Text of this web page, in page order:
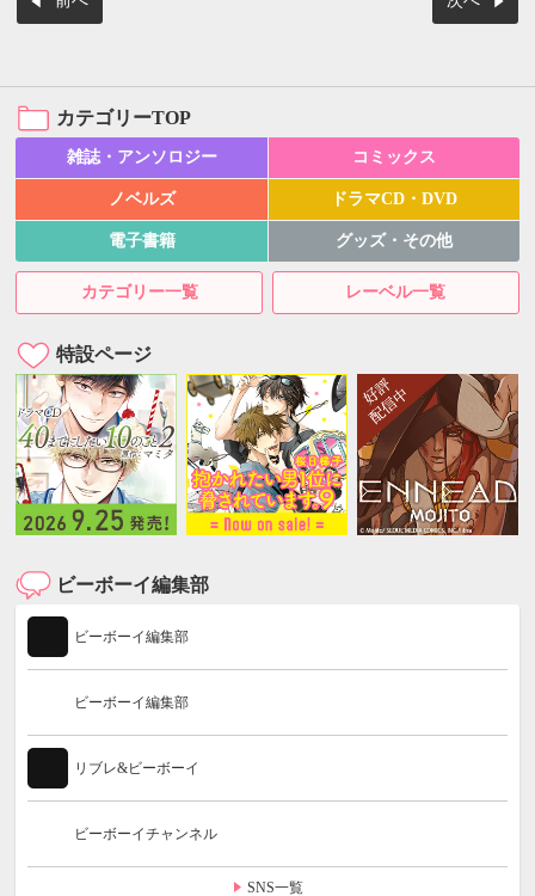
カテゴリーTOP
雑誌・アンソロジー コミックス
ノベルズ ドラマCD・DVD
電子書籍 グッズ・その他
カテゴリー一覧 レーベル一覧
特設ページ
ビーボーイ編集部
ビーボーイ編集部
ビーボーイ編集部
リブレ&ビーボーイ
ビーボーイチャンネル
SNS一覧